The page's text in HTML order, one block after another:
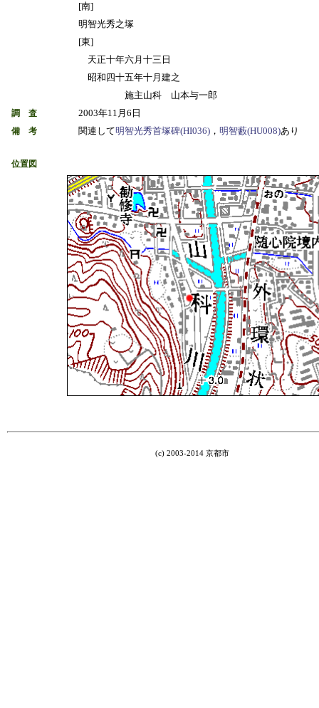
[南]
明智光秀之塚
[東]
天正十年六月十三日
昭和四十五年十月建之
施主山科 山本与一郎
調 査 2003年11月6日
備 考 関連して明智光秀首塚碑(HI036) ， 明智藪(HU008)あり
位置図
(c) 2003-2014 京都市